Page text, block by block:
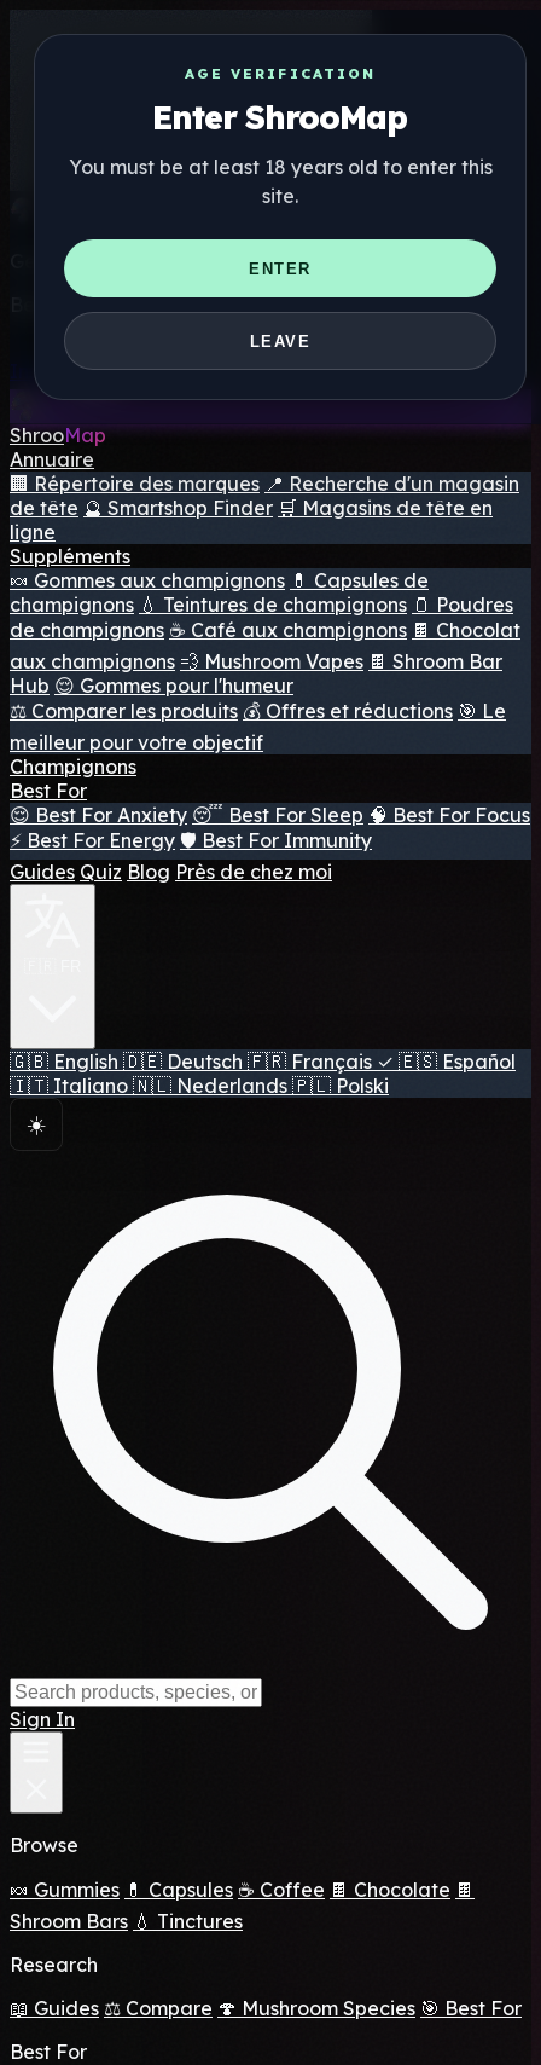
AGE VERIFICATION
Enter ShrooMap
You must be at least 18 years old to enter this
site.
ENTER
LEAVE
Get the ShrooMap app
Better than mobile web — one tap away
ShrooMap
Annuaire
🏢 Répertoire des marques 📍 Recherche d'un magasin
de tête 🔮 Smartshop Finder 🛒 Magasins de tête en
ligne
Suppléments
🍬 Gommes aux champignons 💊 Capsules de
champignons 💧 Teintures de champignons 🫙 Poudres
de champignons ☕ Café aux champignons 🍫 Chocolat
aux champignons 💨 Mushroom Vapes 🍫 Shroom Bar
Hub 😌 Gommes pour l'humeur
⚖️ Comparer les produits 💰 Offres et réductions 🎯 Le
meilleur pour votre objectif
Champignons
Best For
😌 Best For Anxiety 😴 Best For Sleep 🧠 Best For Focus
⚡ Best For Energy 🛡️ Best For Immunity
Guides Quiz Blog Près de chez moi
🇬🇧 English 🇩🇪 Deutsch 🇫🇷 Français ✓ 🇪🇸 Español
🇮🇹 Italiano 🇳🇱 Nederlands 🇵🇱 Polski
☀️
Sign In
Browse
🍬 Gummies 💊 Capsules ☕ Coffee 🍫 Chocolate 🍫
Shroom Bars 💧 Tinctures
Research
📖 Guides ⚖️ Compare 🍄 Mushroom Species 🎯 Best For
Best For